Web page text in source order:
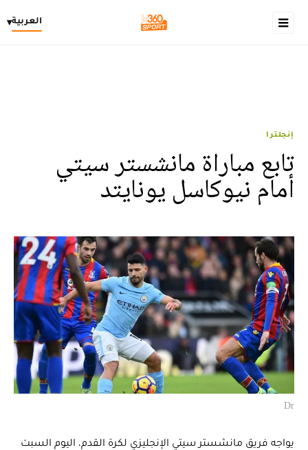
العربية▾
إنجلترا
تابع مباراة مانشستر سيتي
أمام نيوكاسل يونايتد
Dr
يواجه فريق مانشستر سيتي الإنجليزي لكرة القدم، اليوم السبت